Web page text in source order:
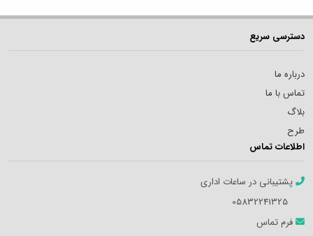
دسترسی سریع
درباره ما
تماس با ما
بلاگ
طرح
اطلاعات تماس
پشتیبانی در ساعات اداری
05832241325
فرم تماس